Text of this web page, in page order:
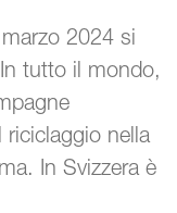
2024 si
tutto il mondo,
nella
In Svizzera è